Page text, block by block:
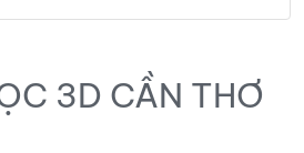
3D CẦN THƠ